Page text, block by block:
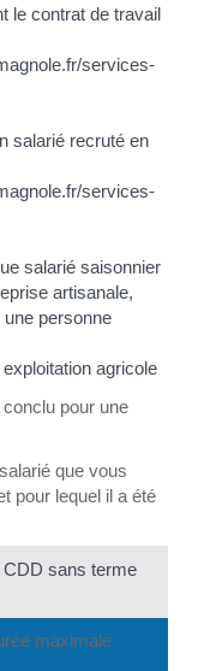
le contrat de travail
services-
salarié recruté en
services-
salarié saisonnier
artisanale,
personne
agricole
pour une
que vous
pour lequel il a été
sans terme
maximale